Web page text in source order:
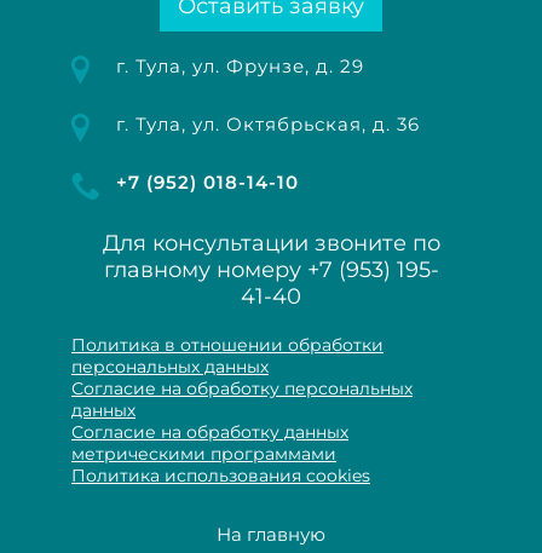
Оставить заявку
г. Тула, ул. Фрунзе, д. 29
г. Тула, ул. Октябрьская, д. 36
+7 (952) 018-14-10
Для консультации звоните по
главному номеру +7 (953) 195-
41-40
Политика в отношении обработки
персональных данных
Согласие на обработку персональных
данных
Согласие на обработку данных
метрическими программами
Политика использования cookies
На главную